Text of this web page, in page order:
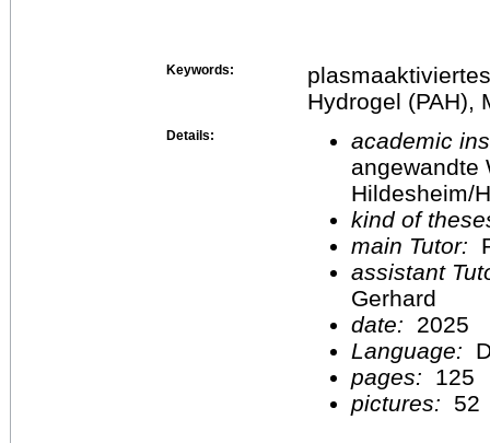
Keywords:
Hydrogel (PAH),
Details:
academic
angewandte
Hildesheim/
kind of
main Tutor:
assistant
Gerhard
date:
2025
Language:
pages:
125
pictures:
52